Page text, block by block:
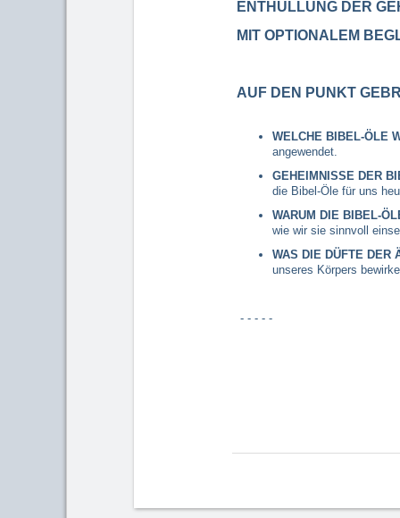
ENTHÜLLUNG DER
MIT OPTIONALEM
AUF DEN PUNKT
WELCHE BIBEL-ÖLE
angewendet.
GEHEIMNISSE DER
die Bibel-Öle für uns
WARUM DIE BIBEL-
wie wir sie sinnvoll
WAS DIE DÜFTE DER
unseres Körpers
- - - - -